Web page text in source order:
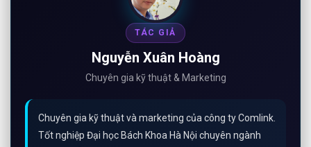
TÁC GIẢ
Nguyễn Xuân Hoàng
Chuyên gia kỹ thuật & Marketing
Chuyên gia kỹ thuật và marketing của công ty Comlink.
Tốt nghiệp Đại học Bách Khoa Hà Nội chuyên ngành